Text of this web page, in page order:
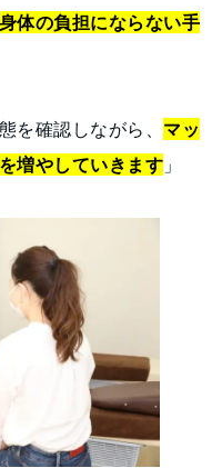
身体の負担にならない手
を確認しながら、 マッ
増やしていきます 」